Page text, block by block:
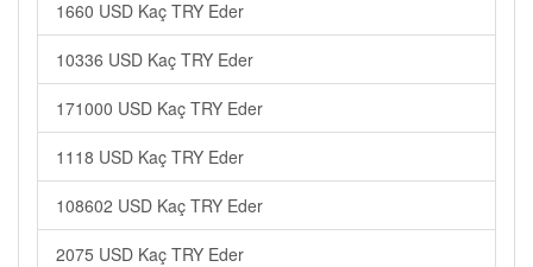
1660 USD Kaç TRY Eder
10336 USD Kaç TRY Eder
171000 USD Kaç TRY Eder
1118 USD Kaç TRY Eder
108602 USD Kaç TRY Eder
2075 USD Kaç TRY Eder